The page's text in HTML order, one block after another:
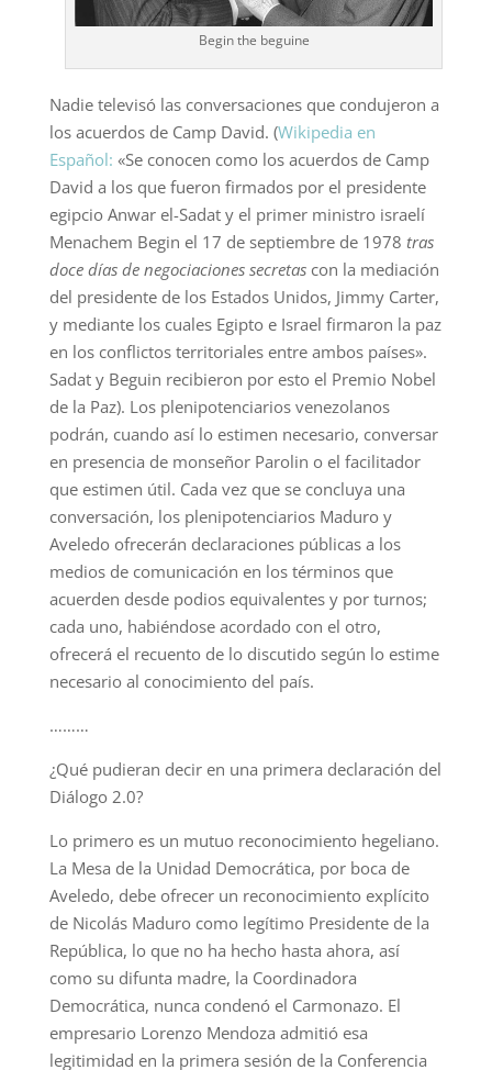
Begin the beguine
Nadie televisó las conversaciones que condujeron a
los acuerdos de Camp David. (Wikipedia en
Español: «Se conocen como los acuerdos de Camp
David a los que fueron firmados por el presidente
egipcio Anwar el-Sadat y el primer ministro israelí
Menachem Begin el 17 de septiembre de 1978 tras
doce días de negociaciones secretascon la mediación
del presidente de los Estados Unidos, Jimmy Carter,
y mediante los cuales Egipto e Israel firmaron la paz
en los conflictos territoriales entre ambos países».
Sadat y Beguin recibieron por esto el Premio Nobel
de la Paz). Los plenipotenciarios venezolanos
podrán, cuando así lo estimen necesario, conversar
en presencia de monseñor Parolin o el facilitador
que estimen útil. Cada vez que se concluya una
conversación, los plenipotenciarios Maduro y
Aveledo ofrecerán declaraciones públicas a los
medios de comunicación en los términos que
acuerden desde podios equivalentes y por turnos;
cada uno, habiéndose acordado con el otro,
ofrecerá el recuento de lo discutido según lo estime
necesario al conocimiento del país.
………
¿Qué pudieran decir en una primera declaración del
Diálogo 2.0?
Lo primero es un mutuo reconocimiento hegeliano.
La Mesa de la Unidad Democrática, por boca de
Aveledo, debe ofrecer un reconocimiento explícito
de Nicolás Maduro como legítimo Presidente de la
República, lo que no ha hecho hasta ahora, así
como su difunta madre, la Coordinadora
Democrática, nunca condenó el Carmonazo. El
empresario Lorenzo Mendoza admitió esa
legitimidad en la primera sesión de la Conferencia